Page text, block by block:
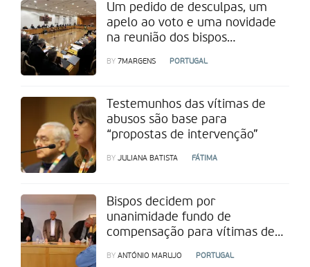
Um pedido de desculpas, um
apelo ao voto e uma novidade
na reunião dos bispos
BY 7MARGENS PORTUGAL
Testemunhos das vítimas de
abusos são base para
“propostas de intervenção”
BYJULIANA BATISTA FÁTIMA
Bispos decidem por
unanimidade fundo de
compensação para vítimas de
BYANTÓNIO MARUJO PORTUGAL